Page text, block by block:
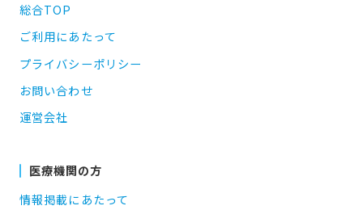
総合TOP
ご利用にあたって
プライバシーポリシー
お問い合わせ
運営会社
医療機関の方
情報掲載にあたって